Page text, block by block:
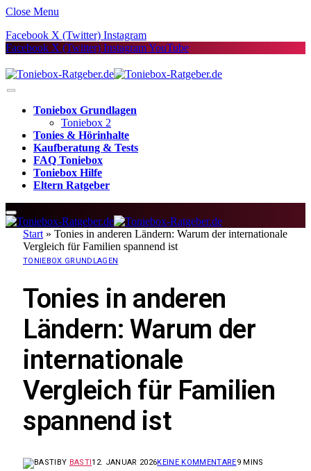
Close Menu
Facebook X (Twitter) Instagram
Facebook X (Twitter) InstagramYouTube
Toniebox Grundlagen
Toniebox 2
Tonies & Hörinhalte
Kaufberatung & Tests
FAQ Toniebox
Toniebox Hilfe
Eltern Ratgeber
Start » Tonies in anderen Ländern: Warum der internationale
Vergleich für Familien spannend ist
TONIEBOX GRUNDLAGEN
Tonies in anderen
Ländern: Warum der
internationale
Vergleich für Familien
spannend ist
BY BASTI12. JANUAR 2026KEINE KOMMENTARE9 MINS